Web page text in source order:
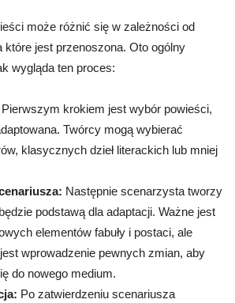
może różnić się w zależności od
które jest przenoszona. Oto ogólny
wygląda ten proces:
Pierwszym krokiem jest wybór powieści,
Twórcy mogą wybierać
klasycznych dzieł literackich lub mniej
Następnie scenarzysta tworzy
podstawą dla adaptacji. Ważne jest
elementów fabuły i postaci, ale
wprowadzenie pewnych zmian, aby
do nowego medium.
Po zatwierdzeniu scenariusza